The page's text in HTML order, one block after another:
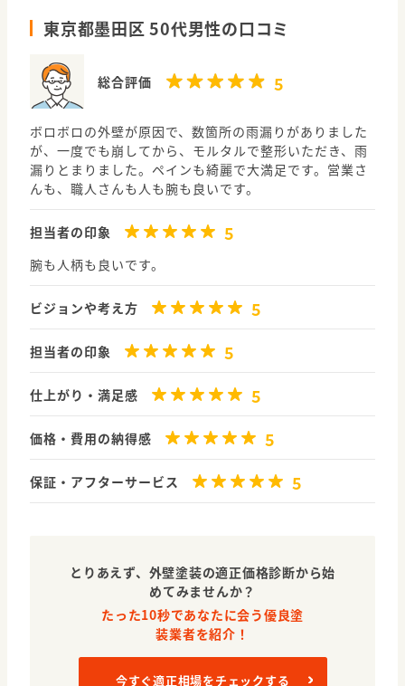
東京都墨田区 50代男性の口コミ
総合評価 5
ボロボロの外壁が原因で、数箇所の雨漏りがありました
が、一度でも崩してから、モルタルで整形いただき、雨
漏りとまりました。ペインも綺麗で大満足です。営業さ
んも、職人さんも人も腕も良いです。
担当者の印象 5
腕も人柄も良いです。
ビジョンや考え方 5
担当者の印象 5
仕上がり・満足感 5
価格・費用の納得感 5
保証・アフターサービス 5
とりあえず、外壁塗装の適正価格診断から始
めてみませんか？
たった10秒であなたに会う優良塗
装業者を紹介！
今すぐ適正相場をチェックする